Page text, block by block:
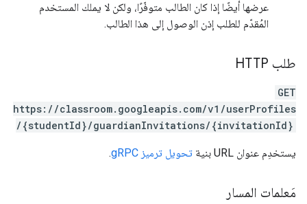
عرضها أيضًا إذا كان الطالب متوفّرًا، ولكن لا يملك المستخدم
المُقدّم للطلب إذن الوصول إلى هذا الطالب.
طلب HTTP
GET
https://classroom.googleapis.com/v1/userProfiles
/{studentId}/guardianInvitations/{invitationId}
يستخدِم عنوان URL بنية تحويل ترميز gRPC .
مَعلمات المسار